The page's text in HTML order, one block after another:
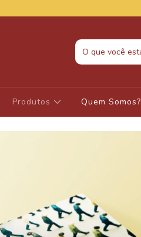
Produtos Quem Somos?